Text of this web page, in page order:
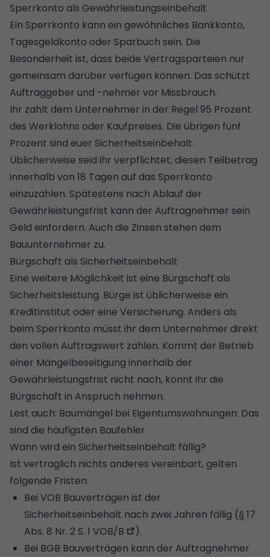
Sperrkonto als Gewährleistungseinbehalt
Ein Sperrkonto kann ein gewöhnliches Bankkonto,
Tagesgeldkonto oder Sparbuch sein. Die
Besonderheit ist, dass beide Vertragsparteien nur
gemeinsam darüber verfügen können. Das schützt
Auftraggeber und -nehmer vor Missbrauch.
Ihr zahlt dem Unternehmer in der Regel 95 Prozent
des Werklohns oder Kaufpreises. Die übrigen fünf
Prozent sind euer Sicherheitseinbehalt.
Üblicherweise seid ihr verpflichtet, diesen Teilbetrag
innerhalb von 18 Tagen auf das Sperrkonto
einzuzahlen. Spätestens nach Ablauf der
Gewährleistungsfrist kann der Auftragnehmer sein
Geld einfordern. Auch die Zinsen stehen dem
Bauunternehmer zu.
Bürgschaft als Sicherheitseinbehalt
Eine weitere Möglichkeit ist eine Bürgschaft als
Sicherheitsleistung. Bürge ist üblicherweise ein
Kreditinstitut oder eine Versicherung. Anders als
beim Sperrkonto müsst ihr dem Unternehmer direkt
den vollen Auftragswert zahlen. Kommt der Betrieb
einer Mängelbeseitigung innerhalb der
Gewährleistungsfrist nicht nach, könnt ihr die
Bürgschaft in Anspruch nehmen.
Lest auch: Baumängel bei Eigentumswohnungen: Das
sind die häufigsten Baufehler
Wann wird ein Sicherheitseinbehalt fällig?
Ist vertraglich nichts anderes vereinbart, gelten
folgende Fristen:
Bei VOB Bauverträgen ist der
Sicherheitseinbehalt nach zwei Jahren fällig (§ 17
Abs. 8 Nr. 2 S. 1 VOB/B
).
Bei BGB Bauverträgen kann der Auftragnehmer